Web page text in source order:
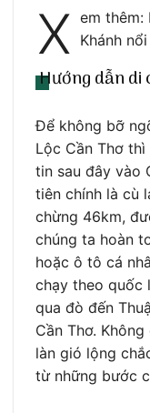
X em thêm:
Khánh
Hướng dẫn di
Để không bỡ
Lộc Cần Thơ
tin sau đây vào
tiên chính là cù
chừng 46km,
chúng ta hoàn
hoặc ô tô cá
chạy theo quốc
qua đò đến
Cần Thơ.
làn gió lộng
từ những bước